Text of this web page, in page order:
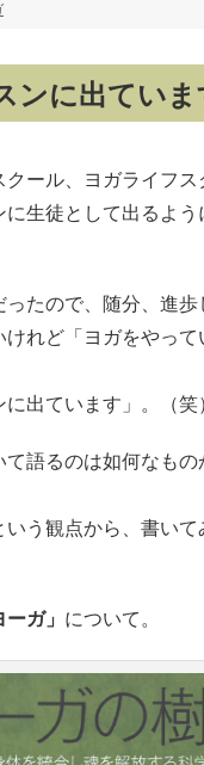
ンに出ていま
ール、ヨガライフス
に生徒として出るよ
たので、随分、進歩
れど「ヨガをやって
出ています」。（笑
語るのは如何なもの
いう観点から、書いて
ーガ」 について。